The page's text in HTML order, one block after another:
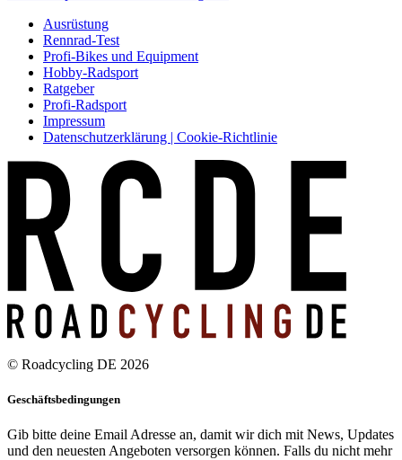
Ausrüstung
Rennrad-Test
Profi-Bikes und Equipment
Hobby-Radsport
Ratgeber
Profi-Radsport
Impressum
Datenschutzerklärung | Cookie-Richtlinie
© Roadcycling DE 2026
Geschäftsbedingungen
Gib bitte deine Email Adresse an, damit wir dich mit News, Updates
und den neuesten Angeboten versorgen können. Falls du nicht mehr